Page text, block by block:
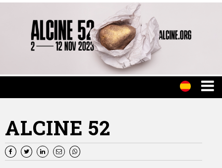
ALCINE 52